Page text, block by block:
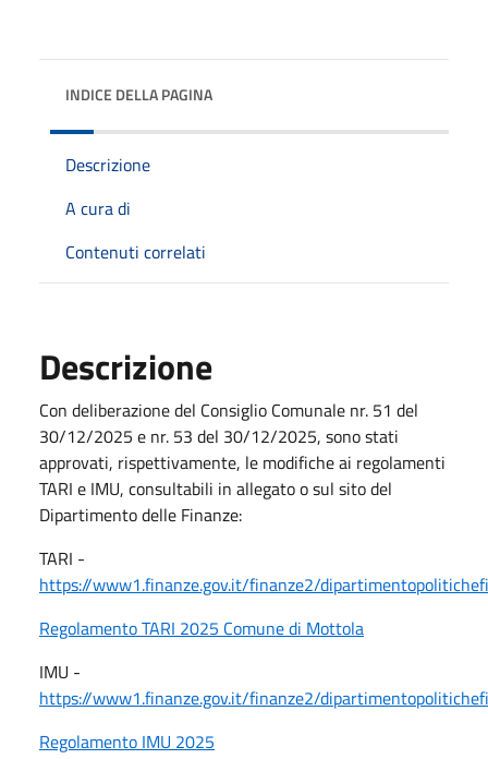
INDICE DELLA PAGINA
Descrizione
A cura di
Contenuti correlati
Descrizione
Con deliberazione del Consiglio Comunale nr. 51 del
30/12/2025 e nr. 53 del 30/12/2025, sono stati
approvati, rispettivamente, le modifiche ai regolamenti
TARI e IMU, consultabili in allegato o sul sito del
Dipartimento delle Finanze:
TARI -
https://www1.finanze.gov.it/finanze2/
Regolamento TARI 2025 Comune di Mottola
IMU -
https://www1.finanze.gov.it/finanze2/
Regolamento IMU 2025